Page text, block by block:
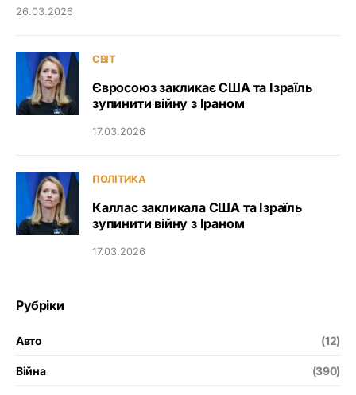
26.03.2026
СВІТ
Євросоюз закликає США та Ізраїль
зупинити війну з Іраном
17.03.2026
ПОЛІТИКА
Каллас закликала США та Ізраїль
зупинити війну з Іраном
17.03.2026
Рубріки
Авто (12)
Війна (390)